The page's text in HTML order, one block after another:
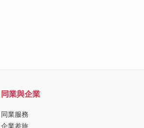
同業與企業
同業服務
企業差旅